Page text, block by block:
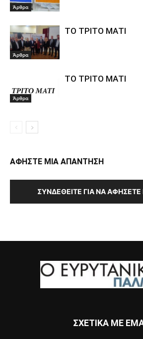
Άρθρα
Άρθρα
ΤΟ ΤΡΙΤΟ ΜΑΤΙ
Άρθρα
ΤΟ ΤΡΙΤΟ ΜΑΤΙ
ΑΦΗΣΤΕ ΜΙΑ ΑΠΑΝΤΗΣΗ
ΣΥΝΔΕΘΕΊΤΕ ΓΙΑ ΝΑ
ΣΧΕΤΙΚΑ ΜΕ